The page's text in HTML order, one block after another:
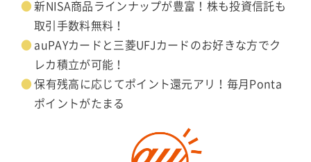
新NISA商品ラインナップが豊富！株も投資信託も
取引手数料無料！
auPAYカードと三菱UFJカードのお好きな方でク
レカ積立が可能！
保有残高に応じてポイント還元アリ！毎月Ponta
ポイントがたまる